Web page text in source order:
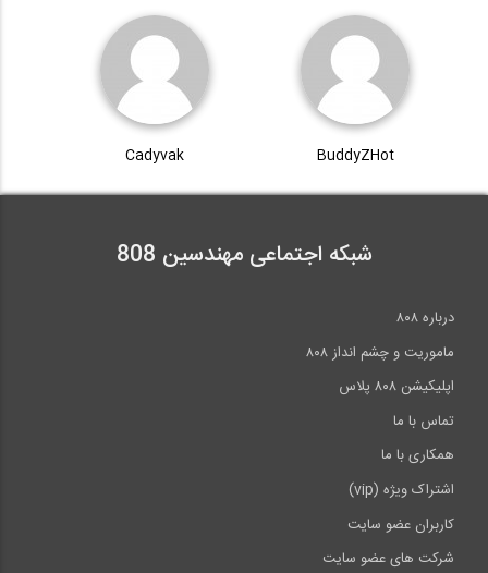
BuddyZHot
Cadyvak
شبکه اجتماعی مهندسین 808
درباره ۸۰۸
ماموریت و چشم انداز ۸۰۸
اپلیکیشن ۸۰۸ پلاس
تماس با ما
همکاری با ما
اشتراک ویژه (vip)
کاربران عضو سایت
شرکت های عضو سایت